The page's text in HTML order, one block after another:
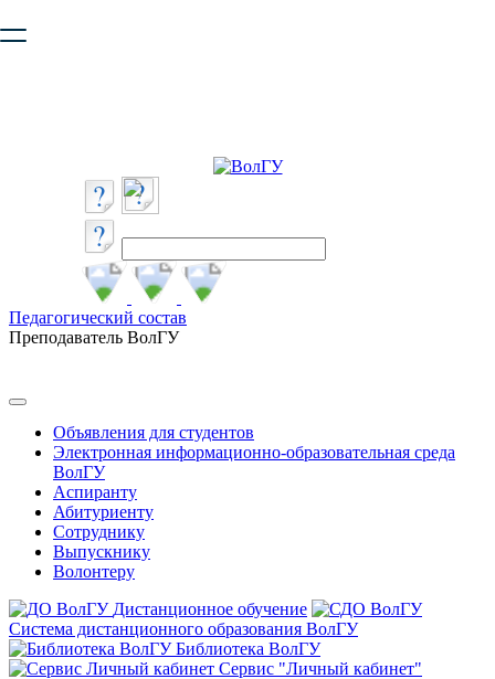
безопасную работу с сайтом. Пожалуйста
Педагогический состав
Преподаватель ВолГУ
Объявления для студентов
Электронная информационно-образовательная среда
ВолГУ
Аспиранту
Абитуриенту
Сотруднику
Выпускнику
Волонтеру
Дистанционное обучение
Система дистанционного образования ВолГУ
Библиотека ВолГУ
Сервис "Личный кабинет"